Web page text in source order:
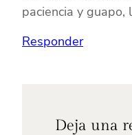
paciencia y guapo,
Responder
Deja una